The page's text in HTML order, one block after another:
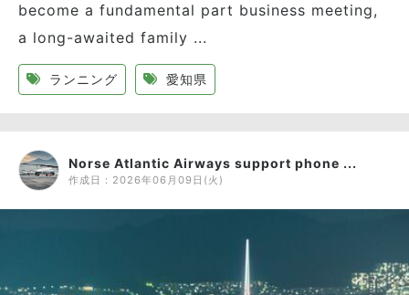
become a fundamental part business meeting,
a long-awaited family ...
ランニング 愛知県
Norse Atlantic Airways support phone ...
作成日： 2026年06月09日(火)